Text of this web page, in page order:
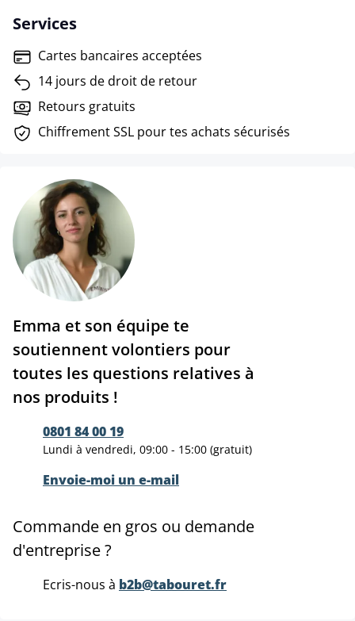
Services
Cartes bancaires acceptées
14 jours de droit de retour
Retours gratuits
Chiffrement SSL pour tes achats sécurisés
Emma et son équipe te
soutiennent volontiers pour
toutes les questions relatives à
nos produits !
0801 84 00 19
Lundi à vendredi, 09:00 - 15:00 (gratuit)
Envoie-moi un e-mail
Commande en gros ou demande
d'entreprise ?
Ecris-nous à b2b@tabouret.fr